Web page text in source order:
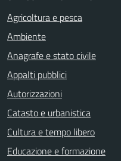
Agricoltura e pesca
Ambiente
Anagrafe e stato civile
Appalti pubblici
Autorizzazioni
Catasto e urbanistica
Cultura e tempo libero
Educazione e formazione